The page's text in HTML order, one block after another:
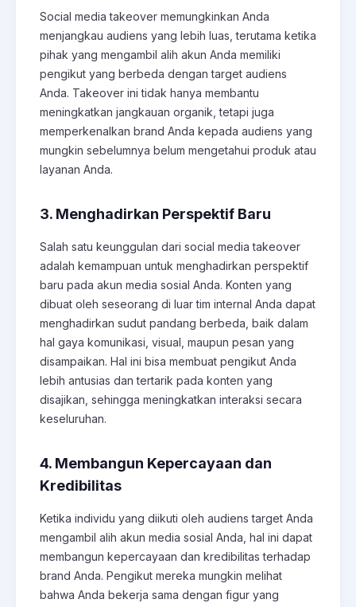
Social media takeover memungkinkan Anda
menjangkau audiens yang lebih luas, terutama ketika
pihak yang mengambil alih akun Anda memiliki
pengikut yang berbeda dengan target audiens
Anda. Takeover ini tidak hanya membantu
meningkatkan jangkauan organik, tetapi juga
memperkenalkan brand Anda kepada audiens yang
mungkin sebelumnya belum mengetahui produk atau
layanan Anda.
3. Menghadirkan Perspektif Baru
Salah satu keunggulan dari social media takeover
adalah kemampuan untuk menghadirkan perspektif
baru pada akun media sosial Anda. Konten yang
dibuat oleh seseorang di luar tim internal Anda dapat
menghadirkan sudut pandang berbeda, baik dalam
hal gaya komunikasi, visual, maupun pesan yang
disampaikan. Hal ini bisa membuat pengikut Anda
lebih antusias dan tertarik pada konten yang
disajikan, sehingga meningkatkan interaksi secara
keseluruhan.
4. Membangun Kepercayaan dan
Kredibilitas
Ketika individu yang diikuti oleh audiens target Anda
mengambil alih akun media sosial Anda, hal ini dapat
membangun kepercayaan dan kredibilitas terhadap
brand Anda. Pengikut mereka mungkin melihat
bahwa Anda bekerja sama dengan figur yang